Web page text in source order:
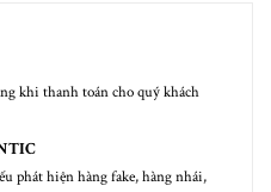
khi thanh toán cho quý khách
phát hiện hàng fake, hàng nhái,